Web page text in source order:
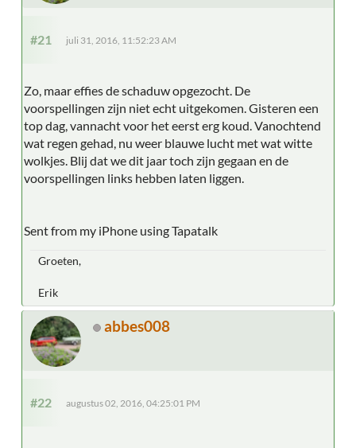
#21 juli 31, 2016, 11:52:23 AM
Zo, maar effies de schaduw opgezocht. De
voorspellingen zijn niet echt uitgekomen. Gisteren een
top dag, vannacht voor het eerst erg koud. Vanochtend
wat regen gehad, nu weer blauwe lucht met wat witte
wolkjes. Blij dat we dit jaar toch zijn gegaan en de
voorspellingen links hebben laten liggen.
Sent from my iPhone using Tapatalk
Groeten,
Erik
abbes008
#22 augustus 02, 2016, 04:25:01 PM